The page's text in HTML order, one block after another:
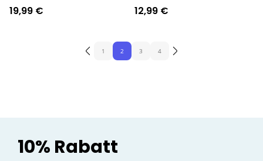
Gesicht und Text
19,99 €
Text
12,99 €
1 2 3 4
10% Rabatt